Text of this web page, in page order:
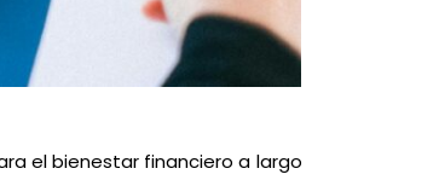
el bienestar financiero a largo